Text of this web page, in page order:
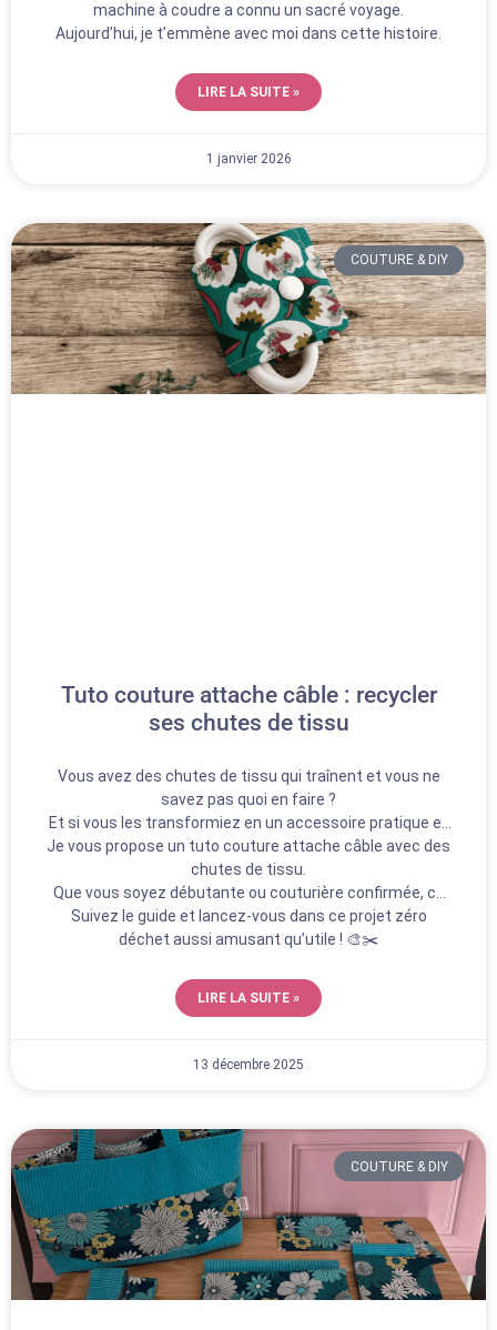
machine à coudre a connu un sacré voyage.
Aujourd’hui, je t’emmène avec moi dans cette histoire.
LIRE LA SUITE »
1 janvier 2026
COUTURE & DIY
Tuto couture attache câble : recycler
ses chutes de tissu
Vous avez des chutes de tissu qui traînent et vous ne
savez pas quoi en faire ?
Et si vous les transformiez en un accessoire pratique et
utile au quotidien ?
Je vous propose un tuto couture attache câble avec des
chutes de tissu.
Que vous soyez débutante ou couturière confirmée, ce
projet est parfait pour allier créativité et le zéro déchet.
En plus, vos câbles ne seront plus jamais emmêlés au
Suivez le guide et lancez-vous dans ce projet zéro
déchet aussi amusant qu’utile ! 🎨✂️
LIRE LA SUITE »
13 décembre 2025
COUTURE & DIY